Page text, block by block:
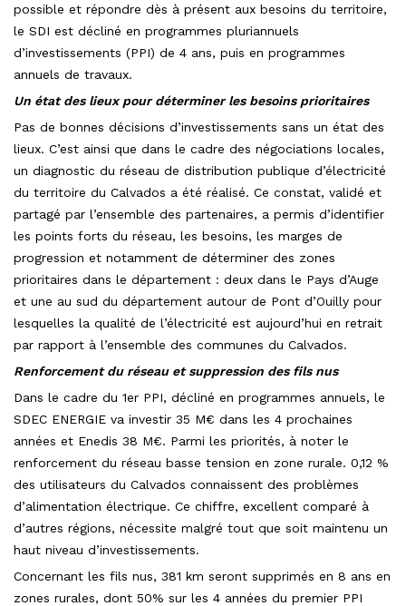
possible et répondre dès à présent aux besoins du territoire,
le SDI est décliné en programmes pluriannuels
d’investissements (PPI) de 4 ans, puis en programmes
annuels de travaux.
Un état des lieux pour déterminer les besoins prioritaires
Pas de bonnes décisions d’investissements sans un état des
lieux. C’est ainsi que dans le cadre des négociations locales,
un diagnostic du réseau de distribution publique d’électricité
du territoire du Calvados a été réalisé. Ce constat, validé et
partagé par l’ensemble des partenaires, a permis d’identifier
les points forts du réseau, les besoins, les marges de
progression et notamment de déterminer des zones
prioritaires dans le département : deux dans le Pays d’Auge
et une au sud du département autour de Pont d’Ouilly pour
lesquelles la qualité de l’électricité est aujourd’hui en retrait
par rapport à l’ensemble des communes du Calvados.
Renforcement du réseau et suppression des fils nus
Dans le cadre du 1er PPI, décliné en programmes annuels, le
SDEC ENERGIE va investir 35 M€ dans les 4 prochaines
années et Enedis 38 M€. Parmi les priorités, à noter le
renforcement du réseau basse tension en zone rurale. 0,12 %
des utilisateurs du Calvados connaissent des problèmes
d’alimentation électrique. Ce chiffre, excellent comparé à
d’autres régions, nécessite malgré tout que soit maintenu un
haut niveau d’investissements.
Concernant les fils nus, 381 km seront supprimés en 8 ans en
zones rurales, dont 50% sur les 4 années du premier PPI